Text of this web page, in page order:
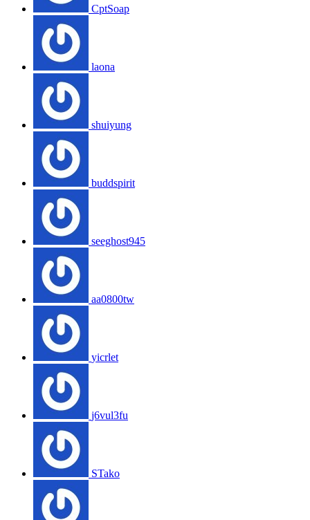
CptSoap
laona
shuiyung
buddspirit
seeghost945
aa0800tw
yicrlet
j6vul3fu
STako